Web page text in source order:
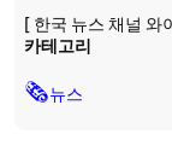
[ 한국 뉴스 채널 와
카테고리
🗞뉴스